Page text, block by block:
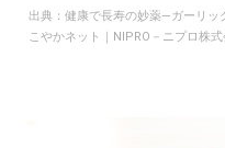
出典： 健康で長寿の妙薬―ガーリッ
こやかネット｜NIPRO－ニプロ株